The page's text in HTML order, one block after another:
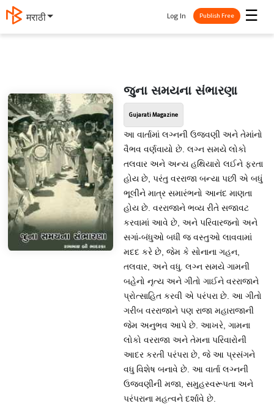
मराठी ☰
Log In Publish Free
જુના સમયના સંભારણા
Gujarati Magazine
આ વાર્તામાં લગ્નની ઉજવણી અને તેમાંનો
વૈભવ વર્ણવાયો છે. લગ્ન સમયે લોકો
તલવાર અને અન્ય હથિયારો લઈને ફરતા
હોય છે, પરંતુ વરરાજા બન્યા પછી એ બધું
ભૂલીને માત્ર સમારંભનો આનંદ માણતા
હોય છે. વરરાજાને ભવ્ય રીતે સજાવટ
કરવામાં આવે છે, અને પરિવારજનો અને
સગાં-બંધુઓ બધી જ વસ્તુઓ લાવવામાં
મદદ કરે છે, જેમ કે સોનાના ગહન,
તલવાર, અને વધુ. લગ્ન સમયે ગામની
બહેનો નૃત્ય અને ગીતો ગાઈને વરરાજાને
પ્રોત્સાહિત કરવી એ પરંપરા છે. આ ગીતો
ગરીબ વરરાજાને પણ રાજા મહારાજાની
જેમ અનુભવ આપે છે. આખરે, ગામના
લોકો વરરાજા અને તેમના પરિવારોની
આદર કરતી પરંપરા છે, જે આ પ્રસંગને
વધુ વિશેષ બનાવે છે. આ વાર્તા લગ્નની
ઉજવણીની મજા, સમુહસ્વરૂપતા અને
પરંપરાના મહત્વને દર્શાવે છે.